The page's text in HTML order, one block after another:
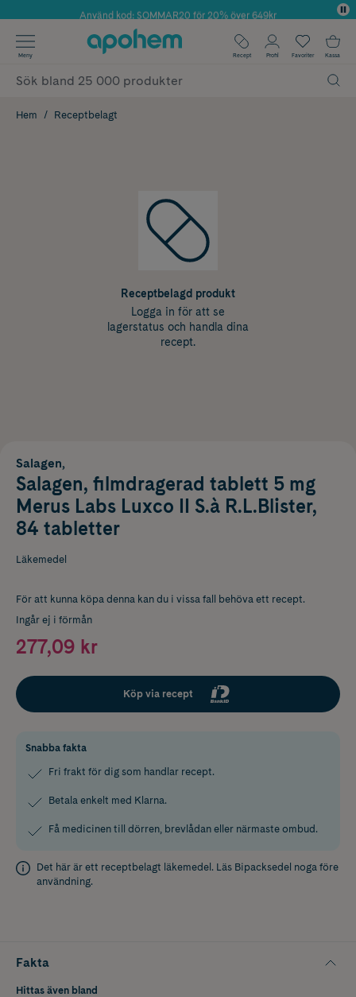
Använd kod: SOMMAR20 för 20% över 649kr
✓ Fri frakt
✓ Poäng på alla köp*
Meny Recept Profil Favoriter Kassa
Hem Receptbelagt
Receptbelagd produkt
Logga in för att se
lagerstatus och handla dina
recept.
Salagen,
Salagen, filmdragerad tablett 5 mg
Merus Labs Luxco II S.à R.L.Blister,
84 tabletter
Läkemedel
För att kunna köpa denna kan du i vissa fall behöva ett recept.
Ingår ej i förmån
277,09 kr
Köp via recept
Snabba fakta
Fri frakt för dig som handlar recept.
Betala enkelt med Klarna.
Få medicinen till dörren, brevlådan eller närmaste ombud.
Det här är ett receptbelagt läkemedel. Läs Bipacksedel noga före
användning.
Fakta
Hittas även bland